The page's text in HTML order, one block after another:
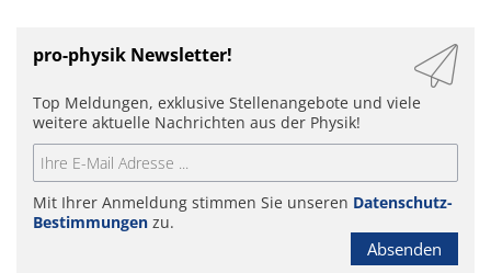
pro-physik Newsletter!
Top Meldungen, exklusive Stellenangebote und viele
weitere aktuelle Nachrichten aus der Physik!
Mit Ihrer Anmeldung stimmen Sie unseren Datenschutz-
Bestimmungen zu.
Absenden